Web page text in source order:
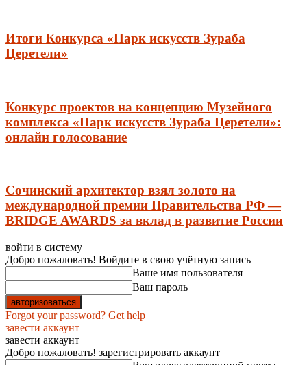
Итоги Конкурса «Парк искусств Зураба
Церетели»
Конкурс проектов на концепцию Музейного
комплекса «Парк искусств Зураба Церетели»:
онлайн голосование
Сочинский архитектор взял золото на
международной премии Правительства РФ —
BRIDGE AWARDS за вклад в развитие России
войти в систему
Добро пожаловать! Войдите в свою учётную запись
Ваше имя пользователя
Ваш пароль
Forgot your password? Get help
завести аккаунт
завести аккаунт
Добро пожаловать! зарегистрировать аккаунт